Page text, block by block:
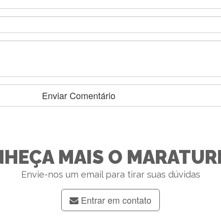
MAIS O
Envie-nos um email para tirar suas dúvidas
Entrar em contato